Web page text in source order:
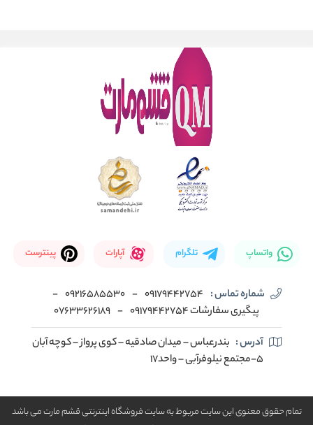
واتساپ تلگرام آپارات پینترست
شماره تماس : 09179442754
-
09216585530
-
پیگیری سفارشات 09179442754
-
07633626189
آدرس : بندرعباس – میدان صادقیه – کوی پرواز – کوچه آبان
5-مجتمع نیلوفرآبی – واحد17
تمام حقوق معنوی این سایت مربوط به سایت فروشگاه اینترنتی قشم مارت می باشد